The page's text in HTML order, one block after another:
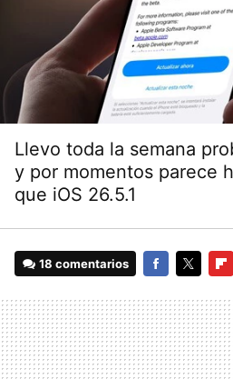
Llevo toda la semana
y por momentos parece
que iOS 26.5.1
18 comentarios